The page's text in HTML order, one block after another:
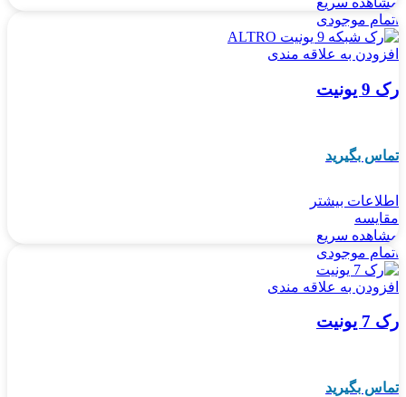
اتمام موجودی
افزودن به علاقه مندی
رک 9 یونیت
تماس بگیرید
اطلاعات بیشتر
مقایسه
مشاهده سریع
اتمام موجودی
افزودن به علاقه مندی
رک 7 یونیت
تماس بگیرید